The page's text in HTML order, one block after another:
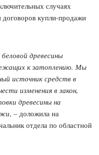
случаях
договоров купли-продажи
древесины
к затоплению. Мы
источник средств в
изменения в закон,
древесины на
, – доложила на
отдела по областной